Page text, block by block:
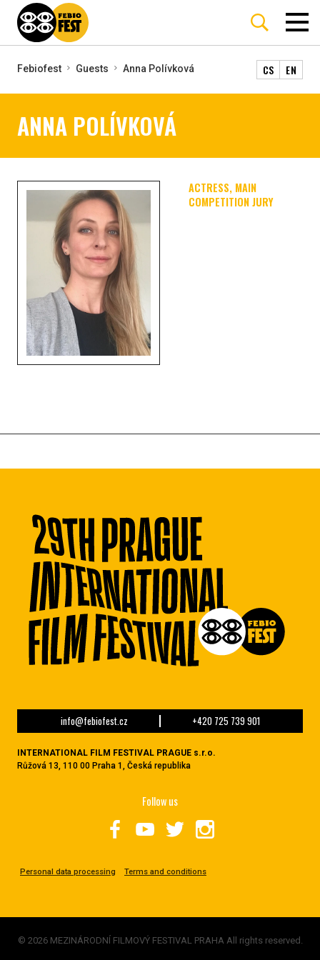
Febiofest Guests Anna Polívková CS EN
ANNA POLÍVKOVÁ
ACTRESS, MAIN
COMPETITION JURY
info@febiofest.cz +420 725 739 901
INTERNATIONAL FILM FESTIVAL PRAGUE s.r.o.
Růžová 13, 110 00 Praha 1, Česká republika
Personal data processing Terms and conditions
Follow us
© 2026 MEZINÁRODNÍ FILMOVÝ FESTIVAL PRAHA All rights reserved.